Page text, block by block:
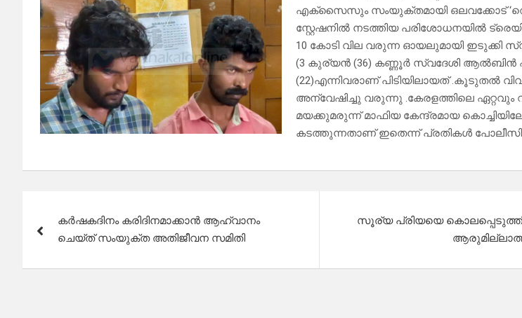
എക്സൈസും സംയുക്തമായി ഒലവക്കോട്
സ്റ്റേഷനിൽ നടത്തിയ പരിശോധനയിൽ
10 കോടി വില വരുന്ന ഓയലുമായി ഇടുക്കി
(3 കുര്യൻ (36) കണ്ണൂർ സ്വദേശി ആൽബിൻ
(22)എന്നിവരാണ് പിടിയിലായത് .കൂടുതൽ
അന്വേഷിച്ചു വരുന്നു .കേരളത്തിലെ ഏറ്റവും
മയക്കുമരുന്ന് മാഫിയ കേന്ദ്രമായ
കടത്തുന്നതാണ് ഇതെന്ന് പ്രതികൾ
navigation
കർഷകദിനം കരിദിനമാക്കാൻ ആഹ്വാനം
ചെയ്ത് സംയുക്ത അതിജീവന സമിതി
സൂര്യ പ്രിയയെ